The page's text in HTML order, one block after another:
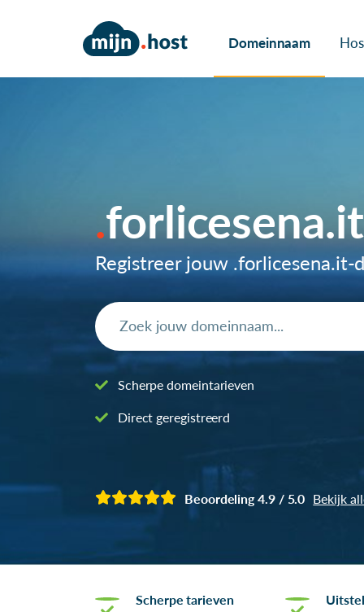
Domeinnaam
Registreer jouw .forlicesena.it-
Scherpe domeintarieven
Direct geregistreerd
Beoordeling 4.9 / 5.0 Bekijk
Scherpe tarieven